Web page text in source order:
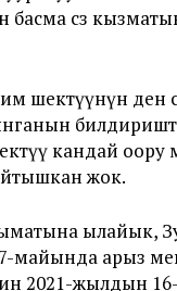
сөз
шектүүнүн ден
кандай оору
жок.
ылайык,
майында арыз
2021-жылдын